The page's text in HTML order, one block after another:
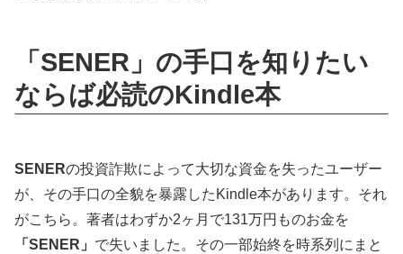
「SENER」の手口を知りたい
ならば必読のKindle本
SENERの投資詐欺によって大切な資金を失ったユーザー
が、その手口の全貌を暴露したKindle本があります。それ
がこちら。著者はわずか2ヶ月で131万円ものお金を
「SENER」 で失いました。その一部始終を時系列にまと